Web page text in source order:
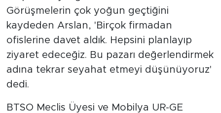
Görüşmelerin çok yoğun geçtiğini
kaydeden Arslan, 'Birçok firmadan
ofislerine davet aldık. Hepsini planlayıp
ziyaret edeceğiz. Bu pazarı değerlendirmek
adına tekrar seyahat etmeyi düşünüyoruz'
dedi.
BTSO Meclis Üyesi ve Mobilya UR-GE